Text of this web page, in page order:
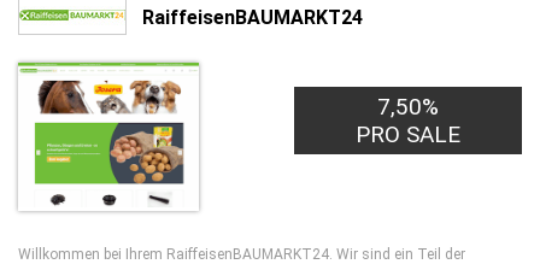
RaiffeisenBAUMARKT24
7,50%
PRO SALE
Willkommen bei Ihrem RaiffeisenBAUMARKT24. Wir sind ein Teil der